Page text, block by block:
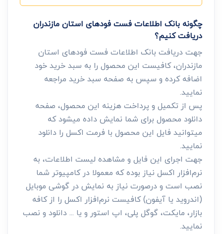
چگونه بانک اطلاعات فست فود‌های استان مازندران
دریافت کنیم؟
جهت دریافت بانک اطلاعات فست فود‌های استان
مازندران، کافیست این محصول را به سبد خرید خود
اضافه کرده و سپس به صفحه سبد خرید مراجعه
نمایید.
پس از تکمیل و پرداخت هزینه این محصول، صفحه
دانلود محصول برای شما نمایش داده میشود که
میتوانید فایل این محصول با فرمت اکسل را دانلود
نمایید.
جهت اجرای این فایل و مشاهده لیست اطلاعات، به
نرم‌افزار اکسل نیاز بوده که معمولا در کامپیوتر شما
نصب است و درصورت نیاز به نمایش در گوشی موبایل
(اندروید یا آیفون) کافیست نرم‌افزار اکسل را از کافه
بازار، مایکت، گوگل پلی، اپ استور و یا ... دانلود و نصب
نمایید.